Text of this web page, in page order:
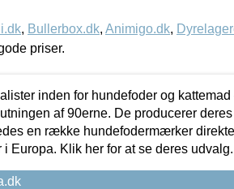
, Bullerbox.dk, Animigo.dk,
priser.
inden for hundefoder og kattemad
af 90erne. De producerer
en række hundefodermærker
Europa. Klik her for at se deres udvalg.